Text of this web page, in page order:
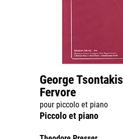
George Tsontakis
Fervore
pour piccolo et piano
Piccolo et piano